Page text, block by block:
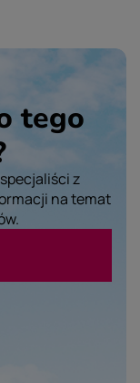
tego
z
na temat